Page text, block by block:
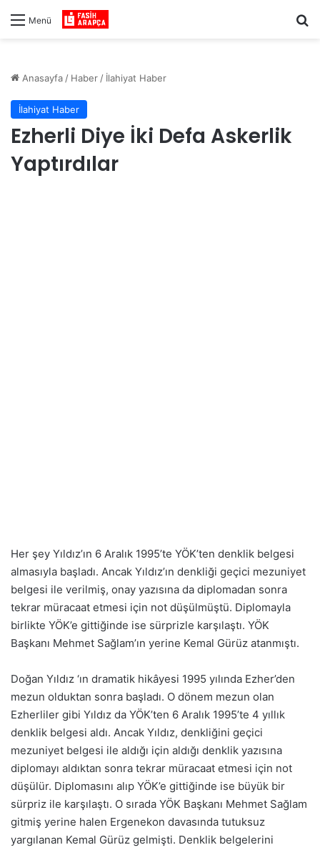
Menü
Anasayfa / Haber / İlahiyat Haber
İlahiyat Haber
Ezherli Diye İki Defa Askerlik
Yaptırdılar
Her şey Yıldız’ın 6 Aralık 1995’te YÖK’ten denklik belgesi
almasıyla başladı. Ancak Yıldız’ın denkliği geçici mezuniyet
belgesi ile verilmiş, onay yazısına da diplomadan sonra
tekrar müracaat etmesi için not düşülmüştü. Diplomayla
birlikte YÖK’e gittiğinde ise sürprizle karşılaştı. YÖK
Başkanı Mehmet Sağlam’ın yerine Kemal Gürüz atanmıştı.
Doğan Yıldız ‘ın dramatik hikâyesi 1995 yılında Ezher’den
mezun olduktan sonra başladı. O dönem mezun olan
Ezherliler gibi Yıldız da YÖK’ten 6 Aralık 1995’te 4 yıllık
denklik belgesi aldı. Ancak Yıldız, denkliğini geçici
mezuniyet belgesi ile aldığı için aldığı denklik yazısına
diplomayı aldıktan sonra tekrar müracaat etmesi için not
düşülür. Diplomasını alıp YÖK’e gittiğinde ise büyük bir
sürpriz ile karşılaştı. O sırada YÖK Başkanı Mehmet Sağlam
gitmiş yerine halen Ergenekon davasında tutuksuz
yargılanan Kemal Gürüz gelmişti. Denklik belgelerini